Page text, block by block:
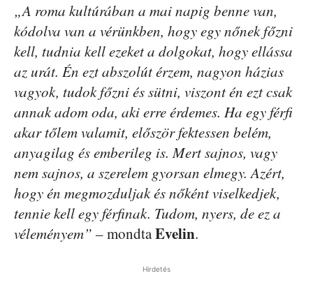
„A roma kultúrában a mai napig benne van,
kódolva van a vérünkben, hogy egy nőnek főzni
kell, tudnia kell ezeket a dolgokat, hogy ellássa
az urát. Én ezt abszolút érzem, nagyon házias
vagyok, tudok főzni és sütni, viszont én ezt csak
annak adom oda, aki erre érdemes. Ha egy férfi
akar tőlem valamit, először fektessen belém,
anyagilag és emberileg is. Mert sajnos, vagy
nem sajnos, a szerelem gyorsan elmegy. Azért,
hogy én megmozduljak és nőként viselkedjek,
tennie kell egy férfinak. Tudom, nyers, de ez a
véleményem” – mondtaEvelin.
Hirdetés